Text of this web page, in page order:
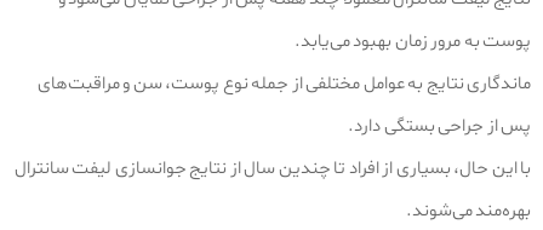
پوست به مرور زمان بهبود می‌یابد.
ماندگاری نتایج به عوامل مختلفی از جمله نوع پوست، سن و مراقبت‌های
پس از جراحی بستگی دارد.
با این حال، بسیاری از افراد تا چندین سال از نتایج جوانسازی لیفت سانترال
بهره‌مند می‌شوند.